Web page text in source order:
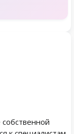
собственной